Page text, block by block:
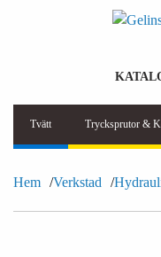
Tvätt Trycksprutor &
Hem Verkstad